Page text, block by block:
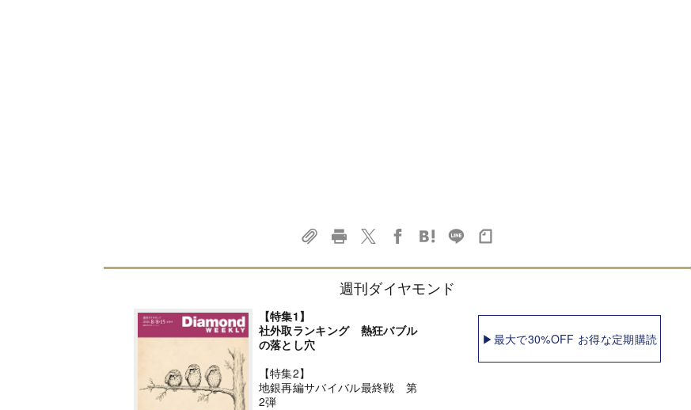
週刊ダイヤモンド
【特集1】
社外取ランキング 熱狂バブル
の落とし穴
【特集2】
地銀再編サバイバル最終戦 第
2弾
▶最大で30%OFF お得な定期購読